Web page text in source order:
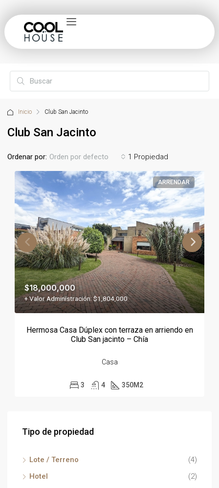
Inicio Club San Jacinto
Club San Jacinto
1 Propiedad
Ordenar por: Orden por defecto
ARRENDAR
$18,000,000
+ Valor Administración: $1,804,000
Hermosa Casa Dúplex con terraza en arriendo en
Club San jacinto – Chía
Casa
3 4 350M2
Tipo de propiedad
Lote / Terreno
(4)
Hotel
(2)